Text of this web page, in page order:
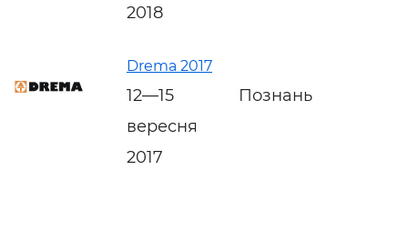
2018
Drema 2017
12—15
вересня
2017
Познань